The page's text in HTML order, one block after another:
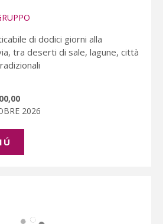
di dodici giorni alla
tra deserti di sale, lagune, città
2026